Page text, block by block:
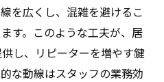
を広くし、混雑を避けるこ
す。このような工夫が、居
し、リピーターを増やす鍵
な動線はスタッフの業務効